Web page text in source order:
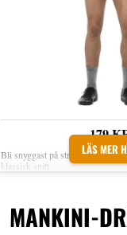
179
LÄS MER
Bli snyggast på stranden eller
klassisk snitt.
MANKINI-